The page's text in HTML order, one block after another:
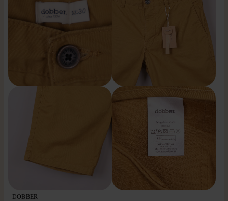
DOBBER